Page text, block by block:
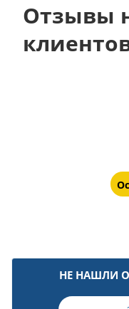
Отзывы
НЕ НАШЛИ